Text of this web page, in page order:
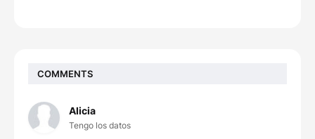
COMMENTS
Alicia
Tengo los datos